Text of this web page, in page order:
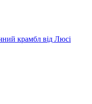
крамбл від Люсі